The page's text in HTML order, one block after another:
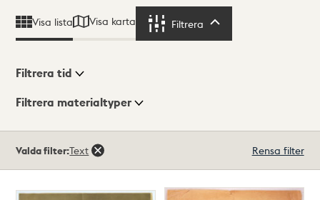
Visa lista Visa karta Filtrera
Visningsläge
Filtrera tid
Filtrera materialtyper
träffar
Valda filter:Text Rensa filter